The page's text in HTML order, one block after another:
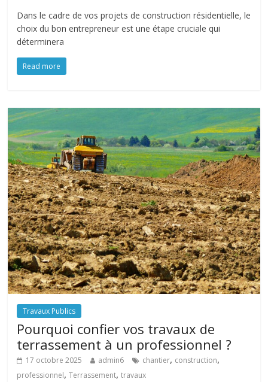
Dans le cadre de vos projets de construction résidentielle, le
choix du bon entrepreneur est une étape cruciale qui
déterminera
Read more
Travaux Publics
Pourquoi confier vos travaux de
terrassement à un professionnel ?
17 octobre 2025 admin6 chantier, construction,
professionnel,Terrassement,travaux